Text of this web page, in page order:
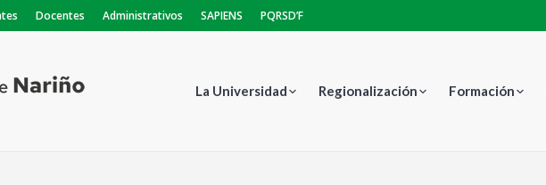
Docentes Administrativos SAPIENS PQRSD’F
La Universidad Regionalización Formación